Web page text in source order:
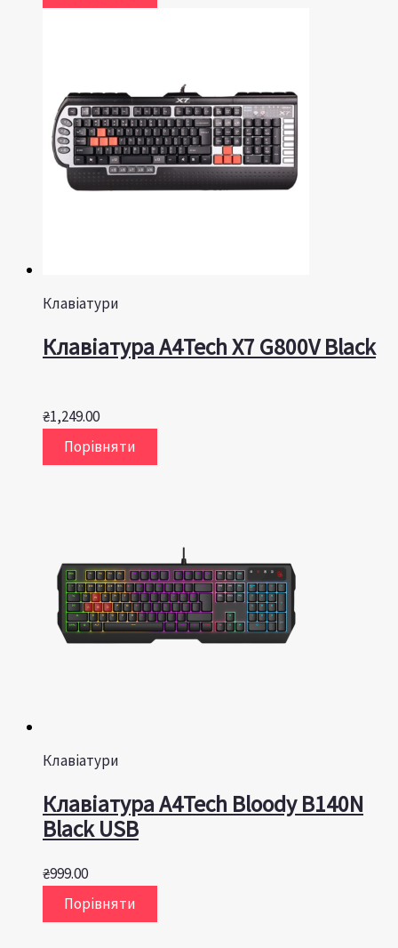
Клавіатури
Клавіатура A4Tech X7 G800V Black
₴1,249.00
Порівняти
Клавіатури
Клавіатура A4Tech Bloody B140N
Black USB
₴999.00
Порівняти